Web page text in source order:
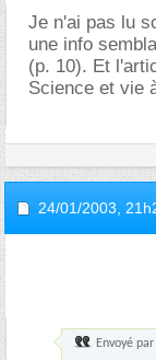
Je n'ai pas lu
une info
(p. 10). Et
Science et vie
24/01/2003,
Envoyé par